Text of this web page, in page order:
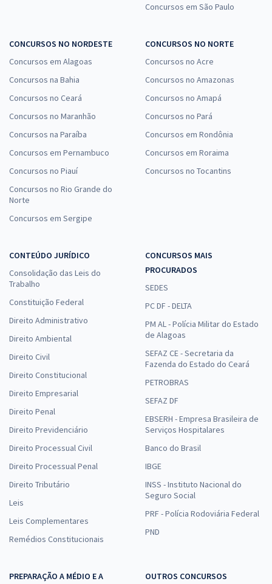
Concursos em São Paulo
CONCURSOS NO NORDESTE
Concursos em Alagoas
Concursos na Bahia
Concursos no Ceará
Concursos no Maranhão
Concursos na Paraíba
Concursos em Pernambuco
Concursos no Piauí
Concursos no Rio Grande do
Norte
Concursos em Sergipe
CONCURSOS NO NORTE
Concursos no Acre
Concursos no Amazonas
Concursos no Amapá
Concursos no Pará
Concursos em Rondônia
Concursos em Roraima
Concursos no Tocantins
CONTEÚDO JURÍDICO
Consolidação das Leis do
Trabalho
Constituição Federal
Direito Administrativo
Direito Ambiental
Direito Civil
Direito Constitucional
Direito Empresarial
Direito Penal
Direito Previdenciário
Direito Processual Civil
Direito Processual Penal
Direito Tributário
Leis
Leis Complementares
Remédios Constitucionais
CONCURSOS MAIS
PROCURADOS
SEDES
PC DF - DELTA
PM AL - Polícia Militar do Estado
de Alagoas
SEFAZ CE - Secretaria da
Fazenda do Estado do Ceará
PETROBRAS
SEFAZ DF
EBSERH - Empresa Brasileira de
Serviços Hospitalares
Banco do Brasil
IBGE
INSS - Instituto Nacional do
Seguro Social
PRF - Polícia Rodoviária Federal
PND
PREPARAÇÃO A MÉDIO E A
OUTROS CONCURSOS